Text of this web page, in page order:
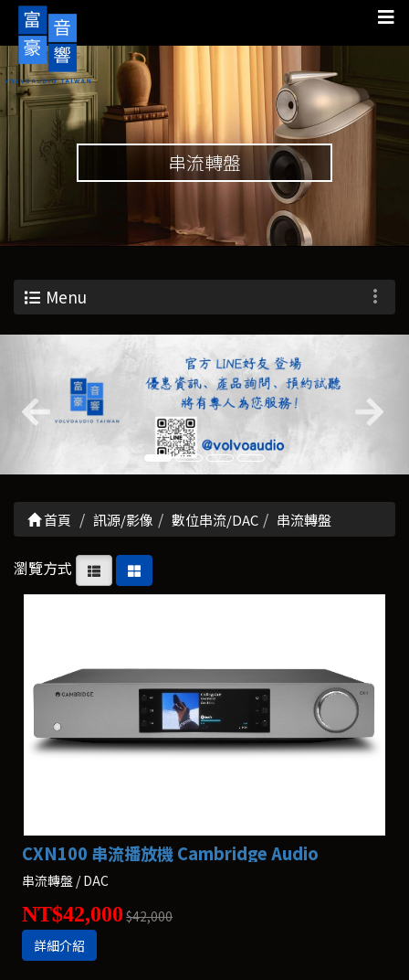
串流轉盤
Menu
首頁 訊源/影像 數位串流/DAC 串流轉盤
瀏覽方式
CXN100 串流播放機 Cambridge Audio
串流轉盤 / DAC
NT$42,000 $42,000
詳細介紹